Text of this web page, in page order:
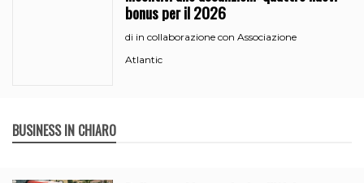
bonus per il 2026
di in collaborazione con Associazione
Atlantic
BUSINESS IN CHIARO